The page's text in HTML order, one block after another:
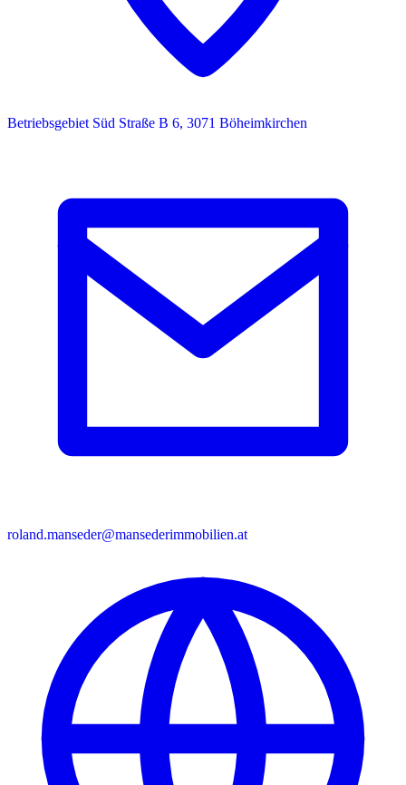
Betriebsgebiet Süd Straße B 6, 3071 Böheimkirchen
roland.manseder@mansederimmobilien.at